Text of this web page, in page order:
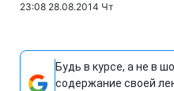
23:08 28.08.2014 Чт
Будь в курсе, а не в
содержание своей